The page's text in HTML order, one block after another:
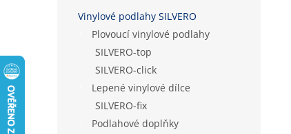
Vinylové podlahy SILVERO
Plovoucí vinylové podlahy
SILVERO-top
SILVERO-click
Lepené vinylové dílce
SILVERO-fix
Podlahové doplňky